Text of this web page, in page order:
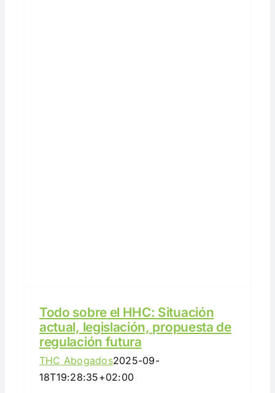
Todo sobre el HHC: Situación
actual, legislación, propuesta de
regulación futura
THC Abogados2025-09-
18T19:28:35+02:00